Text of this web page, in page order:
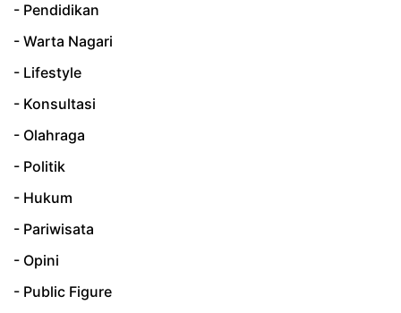
- Pendidikan
- Warta Nagari
- Lifestyle
- Konsultasi
- Olahraga
- Politik
- Hukum
- Pariwisata
- Opini
- Public Figure